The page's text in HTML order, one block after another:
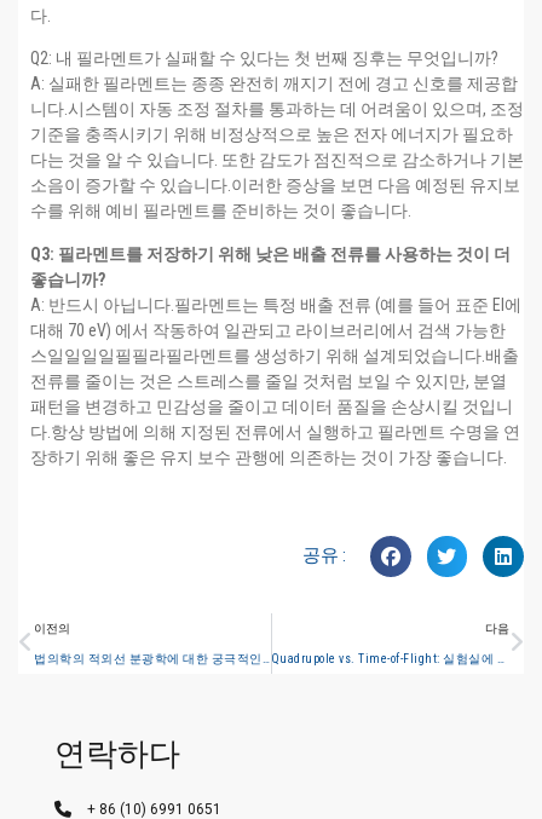
다.
Q2: 내 필라멘트가 실패할 수 있다는 첫 번째 징후는 무엇입니까?
A: 실패한 필라멘트는 종종 완전히 깨지기 전에 경고 신호를 제공합
니다.시스템이 자동 조정 절차를 통과하는 데 어려움이 있으며, 조정
기준을 충족시키기 위해 비정상적으로 높은 전자 에너지가 필요하
다는 것을 알 수 있습니다. 또한 감도가 점진적으로 감소하거나 기본
소음이 증가할 수 있습니다.이러한 증상을 보면 다음 예정된 유지보
수를 위해 예비 필라멘트를 준비하는 것이 좋습니다.
Q3: 필라멘트를 저장하기 위해 낮은 배출 전류를 사용하는 것이 더
좋습니까?
A: 반드시 아닙니다.필라멘트는 특정 배출 전류 (예를 들어 표준 EI에
대해 70 eV) 에서 작동하여 일관되고 라이브러리에서 검색 가능한
스일일일일필필라필라멘트를 생성하기 위해 설계되었습니다.배출
전류를 줄이는 것은 스트레스를 줄일 것처럼 보일 수 있지만, 분열
패턴을 변경하고 민감성을 줄이고 데이터 품질을 손상시킬 것입니
다.항상 방법에 의해 지정된 전류에서 실행하고 필라멘트 수명을 연
장하기 위해 좋은 유지 보수 관행에 의존하는 것이 가장 좋습니다.
공유 :
이전의 다음
연락하다
+ 86 (10) 6991 0651